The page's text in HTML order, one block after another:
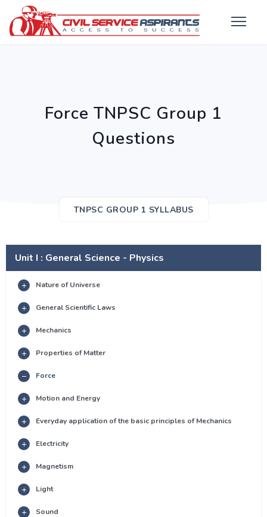
Force TNPSC Group 1
Questions
TNPSC GROUP 1 SYLLABUS
Unit I : General Science - Physics
Nature of Universe
General Scientific Laws
Mechanics
Properties of Matter
Force
Motion and Energy
Everyday application of the basic principles of Mechanics
Electricity
Magnetism
Light
Sound